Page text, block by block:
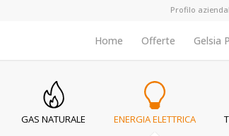
Menu
Profilo
Menu header
Home Offerte Gelsia
GAS NATURALE
Icona
ENERGIA ELETTRICA
Icona